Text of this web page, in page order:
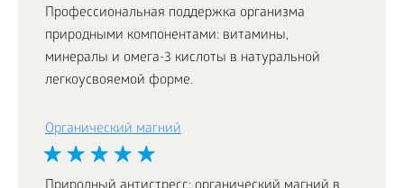
Профессиональная поддержка организма
природными компонентами: витамины,
минералы и омега-3 кислоты в натуральной
легкоусвояемой форме.
Органический магний